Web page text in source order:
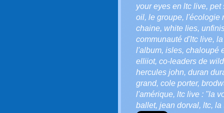
your eyes en ltc live, pet
oil, le groupe, l'écologie
chaine, white lies,
communauté d'ltc live,
l'album, isles, chaloupé
elliiot, co-leaders de
hercules john, duran
grand, cole porter,
l'amérique, ltc live : "la
ballet, jean dorval, ltc, la